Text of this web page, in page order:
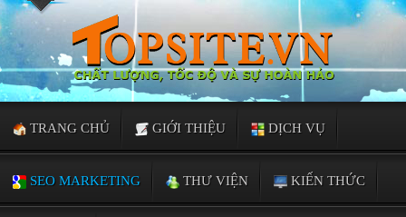
TRANG CHỦ GIỚI THIỆU DỊCH VỤ
SEO MARKETING THƯ VIỆN KIẾN THỨC